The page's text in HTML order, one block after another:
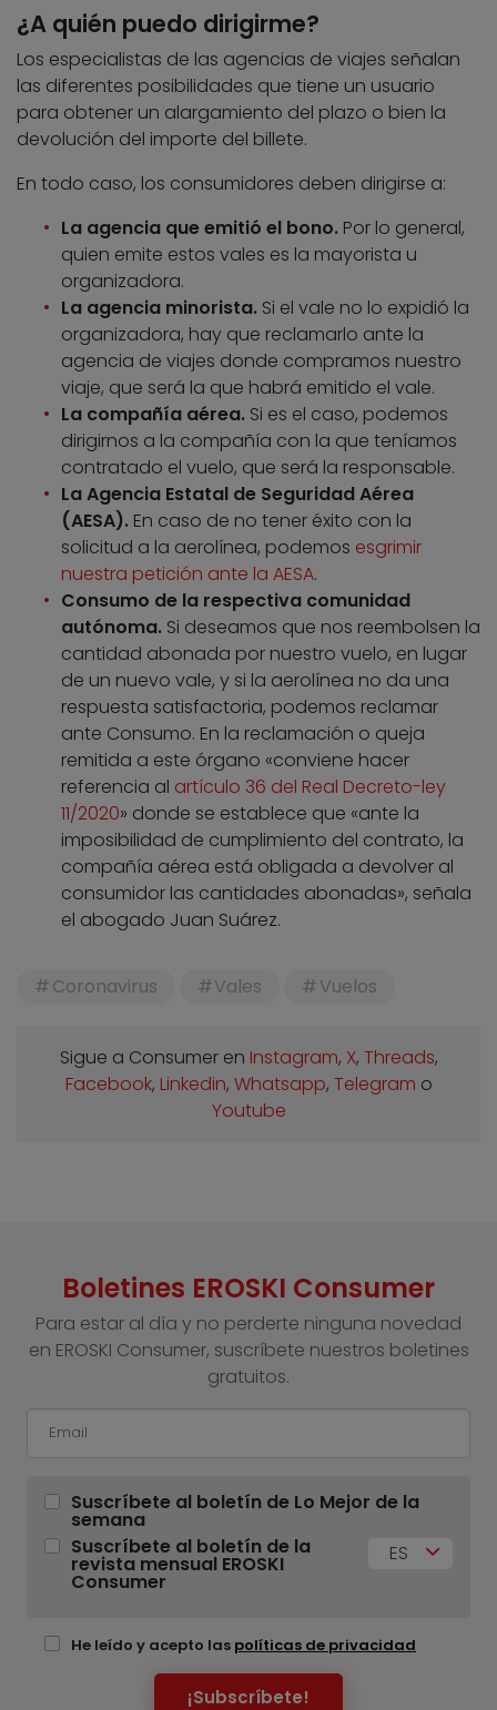
¿A quién puedo dirigirme?
Los especialistas de las agencias de viajes señalan
las diferentes posibilidades que tiene un usuario
para obtener un alargamiento del plazo o bien la
devolución del importe del billete.
En todo caso, los consumidores deben dirigirse a:
La agencia que emitió el bono. Por lo general,
quien emite estos vales es la mayorista u
organizadora.
La agencia minorista. Si el vale no lo expidió la
organizadora, hay que reclamarlo ante la
agencia de viajes donde compramos nuestro
viaje, que será la que habrá emitido el vale.
La compañía aérea. Si es el caso, podemos
dirigirnos a la compañía con la que teníamos
contratado el vuelo, que será la responsable.
La Agencia Estatal de Seguridad Aérea
(AESA). En caso de no tener éxito con la
solicitud a la aerolínea, podemos esgrimir
nuestra petición ante la AESA.
Consumo de la respectiva comunidad
autónoma. Si deseamos que nos reembolsen la
cantidad abonada por nuestro vuelo, en lugar
de un nuevo vale, y si la aerolínea no da una
respuesta satisfactoria, podemos reclamar
ante Consumo. En la reclamación o queja
remitida a este órgano «conviene hacer
referencia al artículo 36 del Real Decreto-ley
11/2020» donde se establece que «ante la
imposibilidad de cumplimiento del contrato, la
compañía aérea está obligada a devolver al
consumidor las cantidades abonadas», señala
el abogado Juan Suárez.
Coronavirus Vales Vuelos
Sigue a Consumer en Instagram, X, Threads,
Facebook, Linkedin, Whatsapp, Telegram o
Youtube
Boletines EROSKI Consumer
Para estar al día y no perderte ninguna novedad
en EROSKI Consumer, suscríbete nuestros boletines
gratuitos.
Suscríbete al boletín de Lo Mejor de la
semana
Suscríbete al boletín de la
revista mensual EROSKI
Consumer
ES
He leído y acepto las políticas de privacidad
¡Subscríbete!